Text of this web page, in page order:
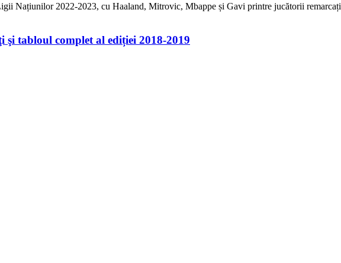
Națiunilor 2022-2023, cu Haaland, Mitrovic, Mbappe și Gavi printre jucătorii remarcați
tabloul complet al ediției 2018-2019